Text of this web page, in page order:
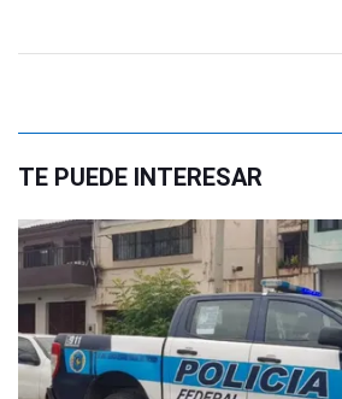
TE PUEDE INTERESAR